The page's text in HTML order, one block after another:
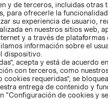
PRIVACIDAD
GIFT CARD
AVISO DE
COOKIES
y de terceros, incluidas otras
para ofrecerle la
su experiencia de usuario,
en nuestros sitios web,
y a través de plataformas
información sobre el
dispositivo.
acepta y está de acuerdo
con terceros, como
requeridas”, se
entrega de contenido y
“Configuración de cookies y